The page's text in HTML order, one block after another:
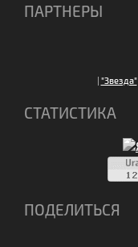
ПАРТНЕРЫ
| "Звезда"
СТАТИСТИКА
ПОДЕЛИТЬСЯ